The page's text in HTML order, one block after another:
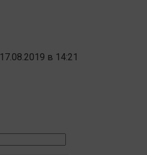
17.08.2019 в 14:21